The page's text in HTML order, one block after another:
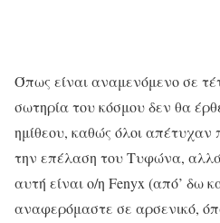
Όπως είναι αναμενόμενο σε
σωτηρία του κόσμου δεν θα
ημίθεου, καθώς όλοι
την επέλαση του Τυφώνα,
αυτή είναι ο/η Fenyx (από’ δω
αναφερόμαστε σε αρσενικό,